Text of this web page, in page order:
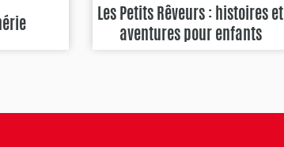
Les Petits Rêveurs : histoires et
aventures pour enfants